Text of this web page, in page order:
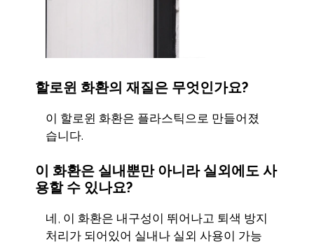
할로윈 화환의 재질은 무엇인가요?
이 할로윈 화환은 플라스틱으로 만들어졌
습니다.
이 화환은 실내뿐만 아니라 실외에도 사
용할 수 있나요?
네, 이 화환은 내구성이 뛰어나고 퇴색 방지
처리가 되어있어 실내나 실외 사용이 가능